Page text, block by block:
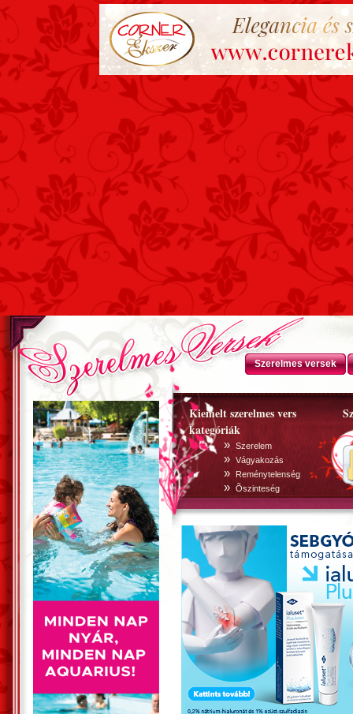
Szerelmes versek
Kiemelt szerelmes vers
kategóriák
» Szerelem
» Vágyakozás
» Reménytelenség
» Õszinteség